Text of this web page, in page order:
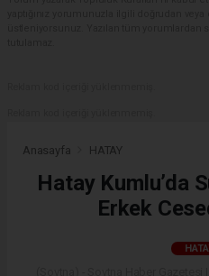
Anasayfa HATAY
Hatay Kumlu’da
Erkek